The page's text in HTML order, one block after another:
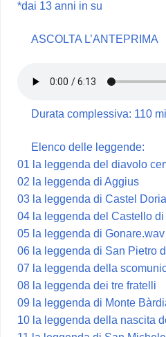
*dai 13 anni in su
ASCOLTA L’ANTEPRIMA
Durata complessiva: 110
Elenco delle leggende:
01 la leggenda del diavolo
02 la leggenda di Aggius
03 la leggenda di Castel
04 la leggenda del Castello
05 la leggenda di Gonare.wav
06 la leggenda di San Pietro
07 la leggenda della
08 la leggenda dei tre fratelli
09 la leggenda di Monte
10 la leggenda della nascita